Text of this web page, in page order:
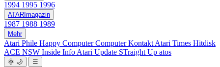
1994 1995 1996
ATARImagazin
1987 1988 1989
Mehr
Atari Phile Happy ComputerComputer Kontakt Atari Times Hitdisk
ACE NSW Inside Info Atari Update STraight Up atos
🌞 🌙
☰